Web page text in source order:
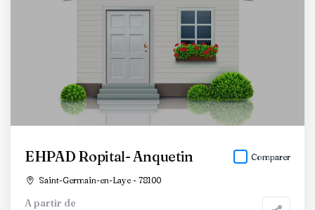
EHPAD Ropital- Anquetin
Saint-Germain-en-Laye - 78100
Comparer
A partir de